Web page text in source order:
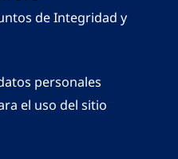
de Integridad y
personales
el uso del sitio